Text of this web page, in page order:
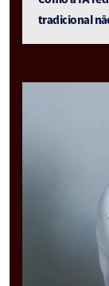
tradicional